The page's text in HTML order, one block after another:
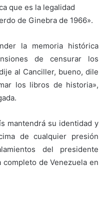
que es la legalidad
de Ginebra de 1966».
la memoria histórica
de censurar los
al Canciller, bueno, dile
los libros de historia»,
mantendrá su identidad y
de cualquier presión
del presidente
de Venezuela en